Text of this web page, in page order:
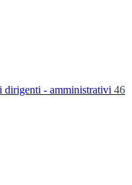
dirigenti - amministrativi 46